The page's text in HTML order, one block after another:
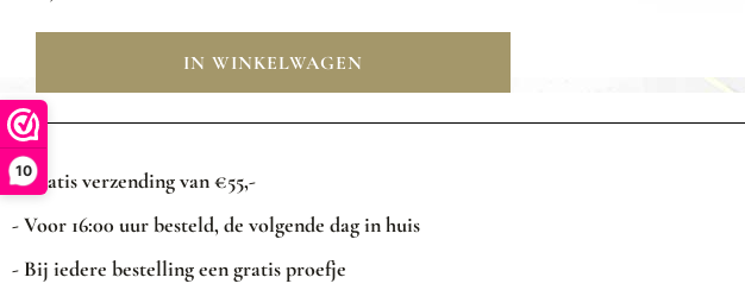
10
IN WINKELWAGEN
- Gratis verzending van €55,-
- Voor 16:00 uur besteld, de volgende dag in huis
- Bij iedere bestelling een gratis proefje